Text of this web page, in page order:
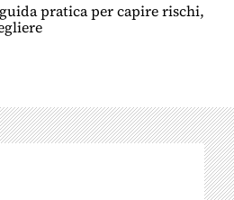
pratica per capire rischi,